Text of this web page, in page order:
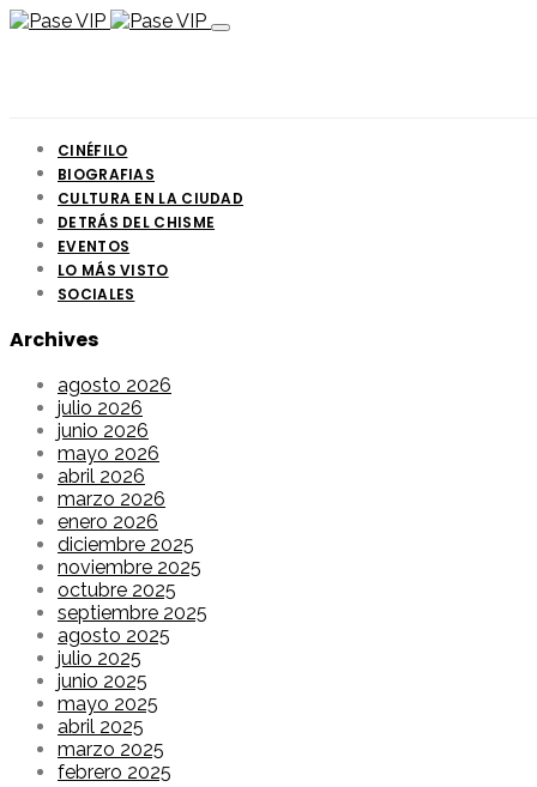
CINÉFILO
BIOGRAFIAS
CULTURA EN LA CIUDAD
DETRÁS DEL CHISME
EVENTOS
LO MÁS VISTO
SOCIALES
Archives
agosto 2026
julio 2026
junio 2026
mayo 2026
abril 2026
marzo 2026
enero 2026
diciembre 2025
noviembre 2025
octubre 2025
septiembre 2025
agosto 2025
julio 2025
junio 2025
mayo 2025
abril 2025
marzo 2025
febrero 2025